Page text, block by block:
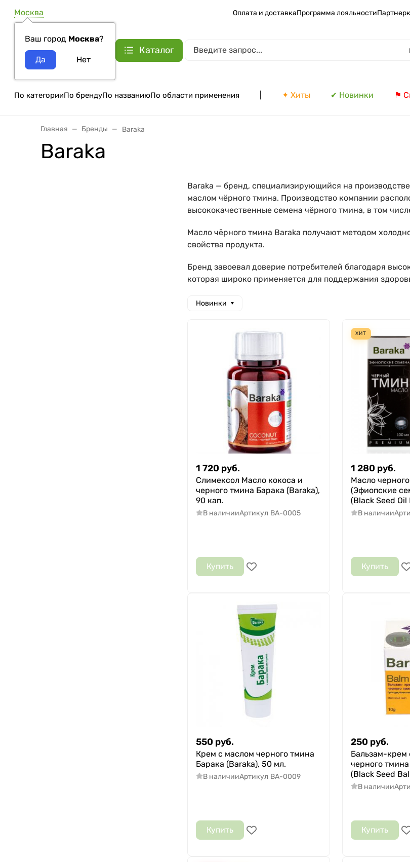
Москва
Ваш город Москва?
Оплата и доставкаПрограмма лояльности
Каталог
По категорииПо брендуПо названиюПо области применения ✦ Хиты ✔ Новинки ⚑
Главная Бренды Baraka
Baraka
Baraka — бренд, специализирующийся на
маслом чёрного тмина. Производство компании
высококачественные семена чёрного тмина, в том
Масло чёрного тмина Baraka получают методом
свойства продукта.
Бренд завоевал доверие потребителей благодаря
которая широко применяется для поддержания
Новинки
1 720 руб.
Слимексол Масло кокоса и
черного тмина Барака (Baraka),
90 кап.
В наличииАртикул BA-0005
Купить
ХИТ
1 280 руб.
Масло
(Эфиопские
(Black Seed Oil
В наличии
Купить
550 руб.
Крем с маслом черного тмина
Барака (Baraka), 50 мл.
В наличииАртикул BA-0009
Купить
250 руб.
Бальзам-крем
черного
(Black Seed
В наличии
Купить